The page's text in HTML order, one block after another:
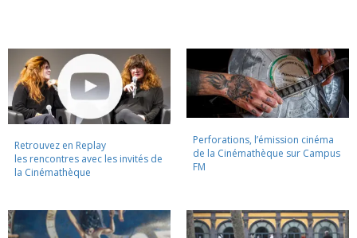
Retrouvez en Replay
les rencontres avec les invités de
la Cinémathèque
Perforations, l’émission cinéma
de la Cinémathèque sur Campus
FM